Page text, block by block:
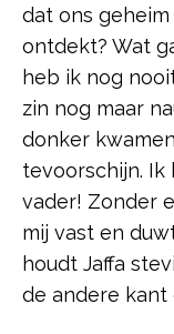
dat ons
ontdekt? Wat
heb ik nog
zin nog maar
donker
tevoorschijn. Ik
vader! Zonder
mij vast en
houdt Jaffa
de andere kant